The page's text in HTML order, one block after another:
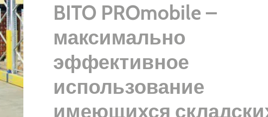
BITO PROmobile –
максимально
эффективное
использование
имеющихся